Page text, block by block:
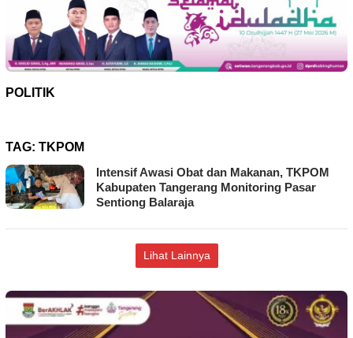
POLITIK
TAG: TKPOM
Intensif Awasi Obat dan Makanan, TKPOM
Kabupaten Tangerang Monitoring Pasar
Sentiong Balaraja
Lihat Lainnya